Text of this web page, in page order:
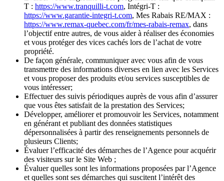
T : https://www.tranquilli-t.com, Intégri-T :
https://www.garantie-integri-t.com, Mes Rabais RE/MAX :
https://www.remax-quebec.com/fr/mes-rabais-remax, dans
l’objectif entre autres, de vous aider à réaliser des économies
et vous protéger des vices cachés lors de l’achat de votre
propriété.
De façon générale, communiquer avec vous afin de vous
transmettre des informations diverses en lien avec les Services
et vous proposer des produits et/ou services susceptibles de
vous intéresser;
Effectuer des suivis périodiques auprès de vous afin d’assurer
que vous êtes satisfait de la prestation des Services;
Développer, améliorer et promouvoir les Services, notamment
en générant et publiant des données statistiques
dépersonnalisées à partir des renseignements personnels de
plusieurs Clients;
Évaluer l’efficacité des démarches de l’Agence pour acquérir
des visiteurs sur le Site Web ;
Évaluer quelles sont les informations proposées par l’Agence
et quelles sont ses démarches qui suscitent l’intérêt des